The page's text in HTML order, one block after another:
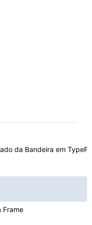
da Bandeira em
Frame